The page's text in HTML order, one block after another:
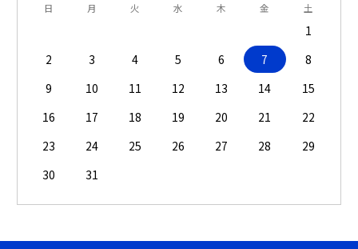
日 月 火 水 木 金 土
1
2
3 4 5 6 7
8
9
10 11 12 13 14
15
16
17 18 19 20 21
22
23
24 25 26 27 28
29
30
31